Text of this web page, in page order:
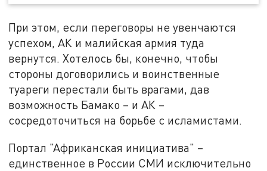
При этом, если переговоры не увенчаются
успехом, АК и малийская армия туда
вернутся. Хотелось бы, конечно, чтобы
стороны договорились и воинственные
туареги перестали быть врагами, дав
возможность Бамако – и АК –
сосредоточиться на борьбе с исламистами.
Портал "Африканская инициатива" –
единственное в России СМИ исключительно